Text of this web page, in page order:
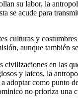
su labor, la
acude para
y
aunque también
en las
y laicos, la
adoptar como punto
no prioriza una